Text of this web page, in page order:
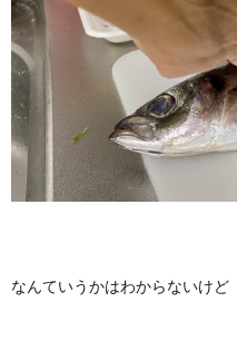
なんていうかはわからないけど